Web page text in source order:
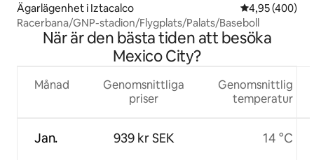
Ägarlägenhet i Iztacalco 4,95 av 5 i
4,95 (400)
Racerbana/GNP-stadion/Flygplats/Palats/Baseboll
När är den bästa tiden att besöka
Mexico City?
Månad
Jan.
Genomsnittliga
priser
939 kr SEK
Genomsnittlig
temperatur
14 °C